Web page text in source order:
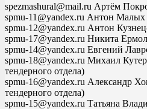
spezmashural@mail.ru Артём
spmu-11@yandex.ru Антон Малых
spmu-12@yandex.ru Антон
spmu-17@yandex.ru Никита
spmu-14@yandex.ru Евгений
spmu-18@yandex.ru Михаил
тендерного отдела)
spmu-16@yandex.ru Александр
тендерного отдела)
spmu-15@yandex.ru Татьяна